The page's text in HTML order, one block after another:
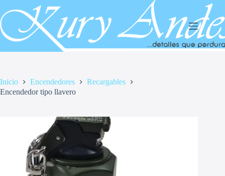
al
contenido
Inicio Encendedores
Recargables
Encendedor tipo llavero